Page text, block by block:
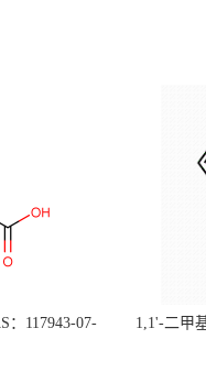
：117943-07-
1,1'-二甲